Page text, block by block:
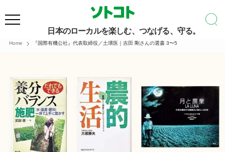
日本のローカルを楽しむ、つなげる、守る。
Home 『国際有機公社』代表取締役／土壌医｜吉田 剛さんの選書 3〜5